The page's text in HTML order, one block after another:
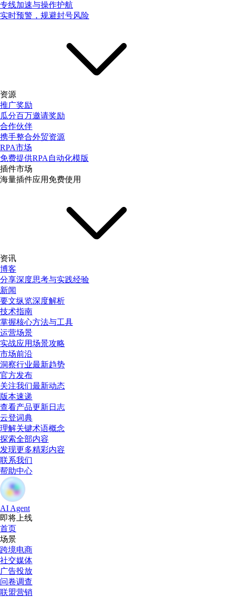
专线加速与操作护航
实时预警，规避封号风险
资源
推广奖励
瓜分百万邀请奖励
合作伙伴
携手整合外贸资源
RPA市场
免费提供RPA自动化模版
插件市场
海量插件应用免费使用
资讯
博客
分享深度思考与实践经验
新闻
要文纵览深度解析
技术指南
掌握核心方法与工具
运营场景
实战应用场景攻略
市场前沿
洞察行业最新趋势
官方发布
关注我们最新动态
版本速递
查看产品更新日志
云登词典
理解关键术语概念
探索全部内容
发现更多精彩内容
联系我们
帮助中心
AI Agent
即将上线
首页
场景
跨境电商
社交媒体
广告投放
问卷调查
联盟营销